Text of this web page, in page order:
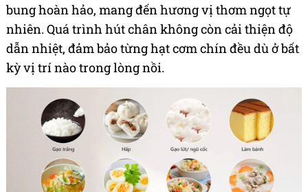
bung hoàn hảo, mang đến hương vị thơm ngọt tự
nhiên. Quá trình hút chân không còn cải thiện độ
dẫn nhiệt, đảm bảo từng hạt cơm chín đều dù ở bất
kỳ vị trí nào trong lòng nồi.